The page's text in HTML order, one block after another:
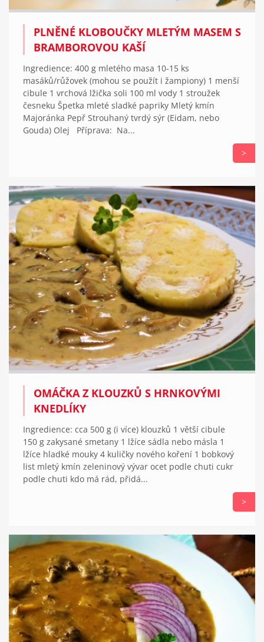
PLNĚNÉ KLOBOUČKY MLETÝM MASEM S
BRAMBOROVOU KAŠÍ
Ingredience: 400 g mletého masa 10-15 ks
masáků/růžovek (mohou se použít i žampiony) 1 menší
cibule 1 vrchová lžička soli 100 ml vody 1 stroužek
česneku Špetka mleté sladké papriky Mletý kmín
Majoránka Pepř Strouhaný tvrdý sýr (Eidam, nebo
Gouda) Olej Příprava: Na...
>
OMÁČKA Z KLOUZKŮ S HRNKOVÝMI
KNEDLÍKY
Ingredience: cca 500 g (i více) klouzků 1 větší cibule
150 g zakysané smetany 1 lžíce sádla nebo másla 1
lžíce hladké mouky 4 kuličky nového koření 1 bobkový
list mletý kmín zeleninový vývar ocet podle chuti cukr
podle chuti kdo má rád, přidá...
>